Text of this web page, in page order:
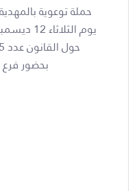
بحضور